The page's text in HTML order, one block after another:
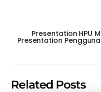
Presentation HPU
Presentation
Related Posts